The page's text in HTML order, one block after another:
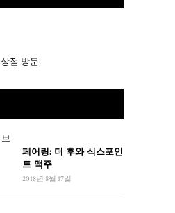
상점 방문
페어링: 더 후와 식스포인
트 맥주
2018년 8월 17일